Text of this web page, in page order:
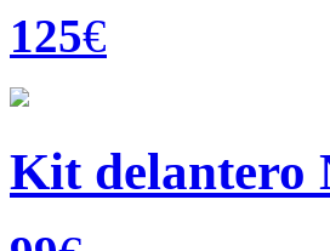
125€
Kit delantero